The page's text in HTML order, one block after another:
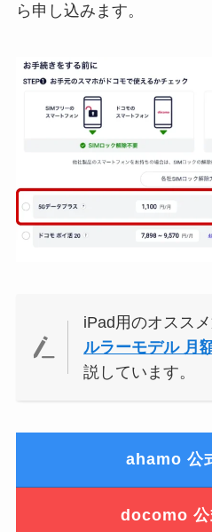
ら申し込みます。
iPad用のオスス
ルラーモデル 月
説しています。
ahamo 公
docomo 公